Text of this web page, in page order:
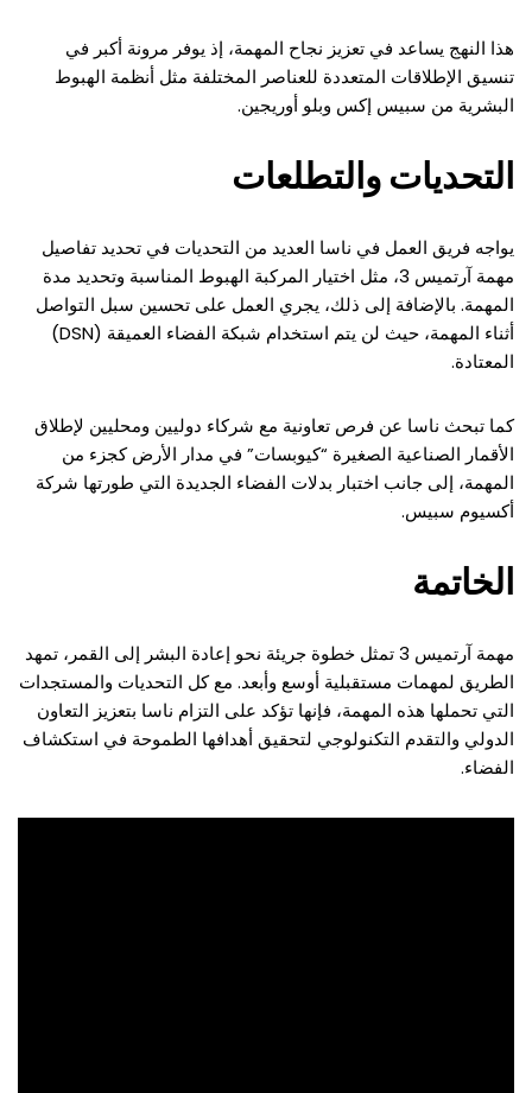
هذا النهج يساعد في تعزيز نجاح المهمة، إذ يوفر مرونة أكبر في
تنسيق الإطلاقات المتعددة للعناصر المختلفة مثل أنظمة الهبوط
البشرية من سبيس إكس وبلو أوريجين.
التحديات والتطلعات
يواجه فريق العمل في ناسا العديد من التحديات في تحديد تفاصيل
مهمة آرتميس 3، مثل اختيار المركبة الهبوط المناسبة وتحديد مدة
المهمة. بالإضافة إلى ذلك، يجري العمل على تحسين سبل التواصل
أثناء المهمة، حيث لن يتم استخدام شبكة الفضاء العميقة (DSN)
المعتادة.
كما تبحث ناسا عن فرص تعاونية مع شركاء دوليين ومحليين لإطلاق
الأقمار الصناعية الصغيرة “كيوبسات” في مدار الأرض كجزء من
المهمة، إلى جانب اختبار بدلات الفضاء الجديدة التي طورتها شركة
أكسيوم سبيس.
الخاتمة
مهمة آرتميس 3 تمثل خطوة جريئة نحو إعادة البشر إلى القمر، تمهد
الطريق لمهمات مستقبلية أوسع وأبعد. مع كل التحديات والمستجدات
التي تحملها هذه المهمة، فإنها تؤكد على التزام ناسا بتعزيز التعاون
الدولي والتقدم التكنولوجي لتحقيق أهدافها الطموحة في استكشاف
الفضاء.